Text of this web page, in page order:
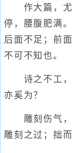
作大篇，尤
停，腰腹肥满
后面不足；前
不可不知也。
诗之不工，
亦奚为？
雕刻伤气，
雕刻之过；拙